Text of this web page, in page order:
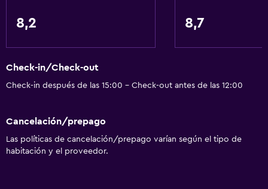
Para no fumadores
8,2 8,7
Check-in/Check-out
Check-in después de las 15:00 - Check-out antes de las 12:00
Cancelación/prepago
Las políticas de cancelación/prepago varían según el tipo de
habitación y el proveedor.